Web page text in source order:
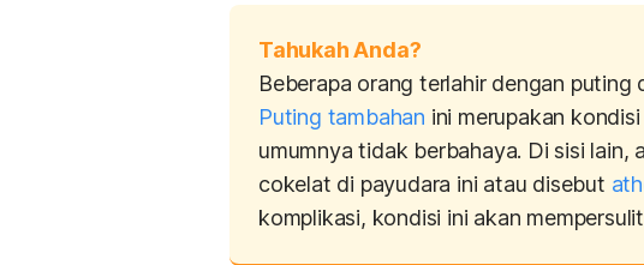
Tahukah Anda?
Beberapa orang terlahir dengan
Puting tambahan ini merupakan
umumnya tidak berbahaya. Di sisi lain,
cokelat di payudara ini atau disebut
komplikasi, kondisi ini akan